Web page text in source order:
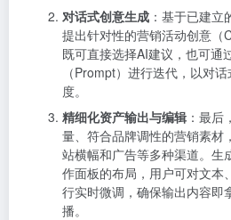
对话式创意生成 ：基于已建
提出针对性的营销活动创意（
既可直接选择AI建议，也可通
（Prompt）进行迭代，以对
度。
精细化资产输出与编辑 ：最
量、符合品牌调性的营销素材
站横幅和广告等多种渠道。生
作面板的布局，用户可对文本
行实时微调，确保输出内容即
播。